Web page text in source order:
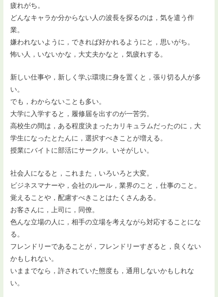
疲れがち。
どんなキャラか分からない人の波長を探るのは，気を遣う作
業。
嫌われないように，できれば好かれるようにと，思いがち。
怖い人，いないかな，大丈夫かなと，気疲れする。
新しい仕事や，新しく学ぶ環境に身を置くと，張り切る人が多
い。
でも，わからないことも多い。
大学に入学すると，履修届を出すのが一苦労。
高校生の間は，ある程度決まったカリキュラムだったのに，大
学生になったとたんに，選択すべきことが増える。
授業にバイトに部活にサークル。いそがしい。
社会人になると，これまた，いろいろと大変。
ビジネスマナーや，会社のルール，業界のこと，仕事のこと。
覚えることや，配慮すべきことはたくさんある。
お客さんに，上司に，同僚。
色んな立場の人に，相手の立場を考えながら対応することにな
る。
フレンドリーであることが，フレンドリーすぎると，良くない
かもしれない。
いままでなら，許されていた態度も，通用しないかもしれな
い。